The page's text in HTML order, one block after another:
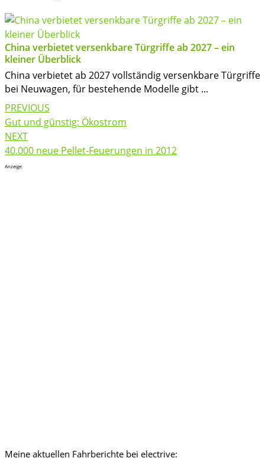
China verbietet versenkbare Türgriffe ab 2027 – ein
kleiner Überblick
China verbietet ab 2027 vollständig versenkbare Türgriffe
bei Neuwagen, für bestehende Modelle gibt ...
Post
navigation
PREVIOUS
Gut und günstig: Ökostrom
NEXT
40.000 neue Pellet-Feuerungen in 2012
Anzeige:
Meine aktuellen Fahrberichte bei electrive: